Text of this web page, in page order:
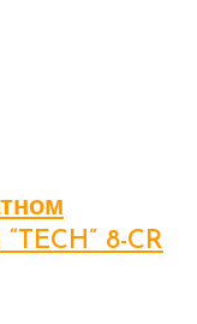
8-CR